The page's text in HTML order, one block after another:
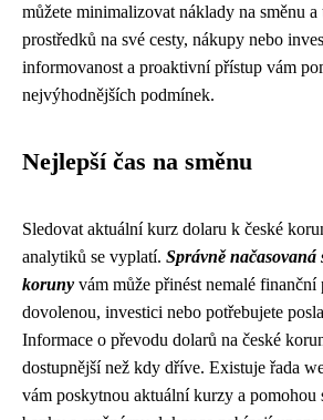
můžete minimalizovat náklady na směnu
prostředků na své cesty, nákupy nebo
informovanost a proaktivní přístup vám
nejvýhodnějších podmínek.
Nejlepší čas na směnu
Sledovat aktuální kurz dolaru k české
analytiků se vyplatí. Správně
koruny vám může přinést nemalé
dovolenou, investici nebo potřebujete
Informace o převodu dolarů na české
dostupnější než kdy dříve. Existuje řada
vám poskytnou aktuální kurzy a pomohou